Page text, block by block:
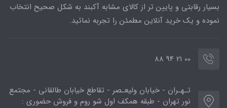
بسیار رقابتی و پایین تر از کالای مشابه آکبند به شکل صحیح انتخاب
نموده و یک خرید آنلاین مطمئن را تجربه نمائید.
00 21 94 88
تـهـران - خیابان ولیعـصر - تقاطع خیابان طالقانی - مجتمع
نور تهران - طبقه همکف اول شو روم و فروش حضوری :